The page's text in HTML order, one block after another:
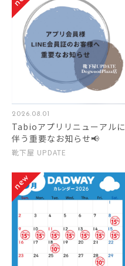
2026.08.01
Tabioアプリリニューアルに
伴う重要なお知らせ📢
靴下屋 UPDATE